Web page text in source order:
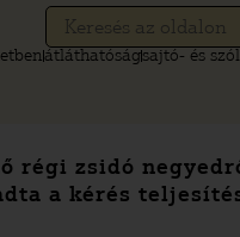
átláthatóságsajtó- és
régi zsidó
a kérés